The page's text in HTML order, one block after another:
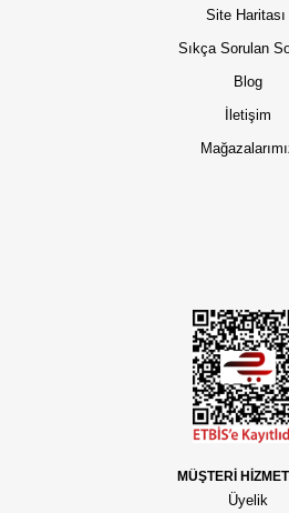
Site Haritası
Sıkça Sorulan
Blog
İletişim
MÜŞTERİ
Üyelik